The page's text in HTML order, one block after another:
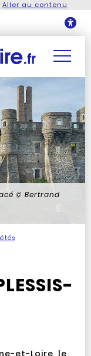
Aller au contenu
© Bertrand
et-Loire, le